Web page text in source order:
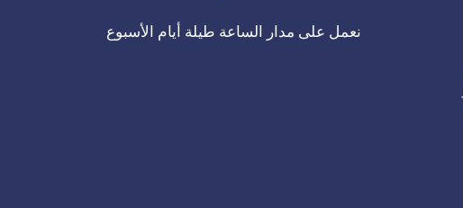
‫نعمل على مدار الساعة طيلة أيام الأسبوع